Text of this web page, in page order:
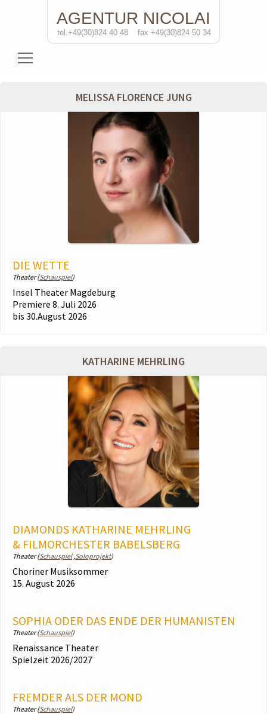
AGENTUR NICOLAI
tel.+49(30)824 40 48 fax +49(30)824 50 34
Schauspieler
Regisseure
Soloprojekte
Kontakt
MELISSA FLORENCE JUNG
DIE WETTE
Theater (Schauspiel)
Insel Theater Magdeburg
Premiere 8. Juli 2026
bis 30.August 2026
KATHARINE MEHRLING
DIAMONDS KATHARINE MEHRLING
& FILMORCHESTER BABELSBERG
Theater (Schauspiel,Soloprojekt)
Choriner Musiksommer
15. August 2026
SOPHIA ODER DAS ENDE DER HUMANISTEN
Theater (Schauspiel)
Renaissance Theater
Spielzeit 2026/2027
FREMDER ALS DER MOND
Theater (Schauspiel)